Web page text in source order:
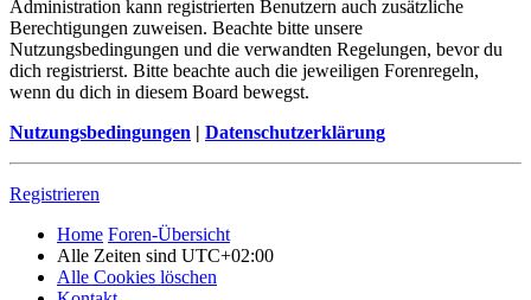
Administration kann registrierten Benutzern auch zusätzliche
Berechtigungen zuweisen. Beachte bitte unsere
Nutzungsbedingungen und die verwandten Regelungen, bevor du
dich registrierst. Bitte beachte auch die jeweiligen Forenregeln,
wenn du dich in diesem Board bewegst.
Nutzungsbedingungen | Datenschutzerklärung
Registrieren
Home Foren-Übersicht
Alle Zeiten sind UTC+02:00
Alle Cookies löschen